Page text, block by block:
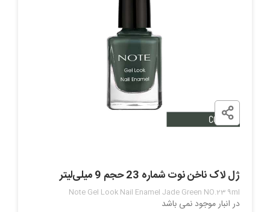
ژل لاک ناخن نوت شماره 23 حجم 9 میلی‌لیتر
Note Gel Look Nail Enamel Jade Green NO.23 9ml
در انبار موجود نمی باشد